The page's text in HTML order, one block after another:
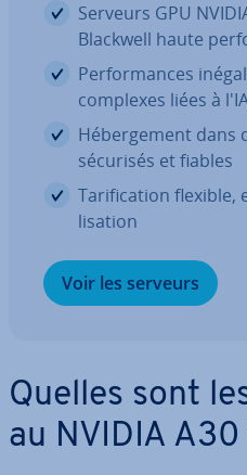
Serveurs GPU
Blackwell haute
Per­for­mances
complexes liées à
Hé­ber­ge­ment dans
sécurisés et fiables
Ta­ri­fi­ca­tion
li­sa­tion
Voir les serveurs
Quelles sont
au NVIDIA A30